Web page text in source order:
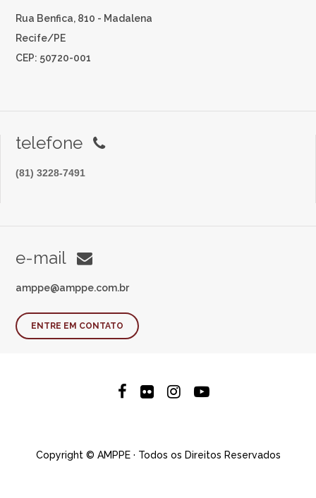
Rua Benfica, 810 - Madalena
Recife/PE
CEP: 50720-001
telefone
(81) 3228-7491
e-mail
amppe@amppe.com.br
ENTRE EM CONTATO
Copyright © AMPPE · Todos os Direitos Reservados